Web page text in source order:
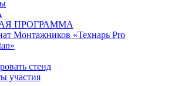
ПРОГРАММА
Монтажников «Технарь Pro
стенд
участия